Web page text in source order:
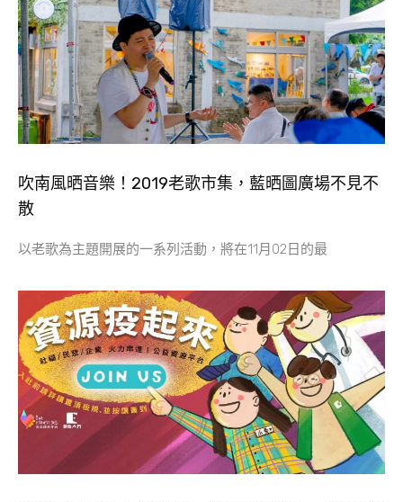
吹南風晒音樂！2019老歌市集，藍晒圖廣場不見不
散
以老歌為主題開展的一系列活動，將在11月02日的最